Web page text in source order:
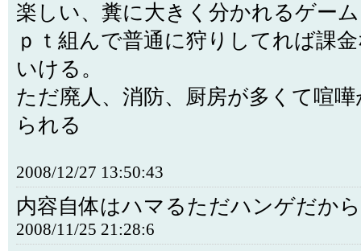
楽しい、糞に大きく分かれるゲー
ｐｔ組んで普通に狩りしてれば課
いける。
ただ廃人、消防、厨房が多くて喧
られる
2008/12/27 13:50:43
内容自体はハマるただハンゲだか
2008/11/25 21:28:6